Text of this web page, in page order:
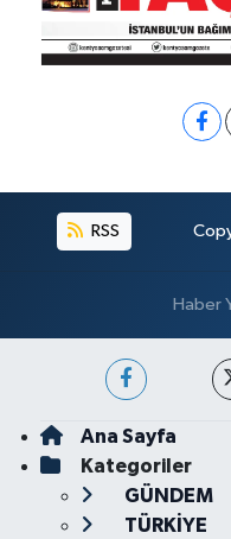
RSS
Haber
Ana Sayfa
Kategoriler
GÜNDEM
TÜRKİYE